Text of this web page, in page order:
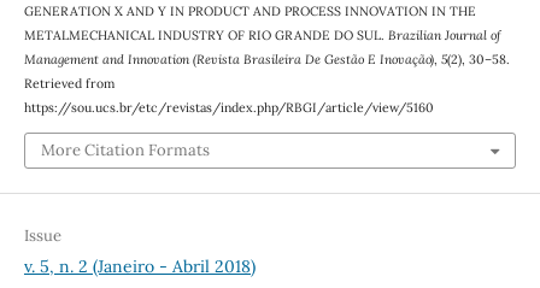
GENERATION X AND Y IN PRODUCT AND PROCESS INNOVATION IN THE
METALMECHANICAL INDUSTRY OF RIO GRANDE DO SUL. Brazilian Journal of
Management and Innovation (Revista Brasileira De Gestão E Inovação), 5(2), 30–58.
Retrieved from
https://sou.ucs.br/etc/revistas/index.php/RBGI/article/view/5160
More Citation Formats
Issue
v. 5, n. 2 (Janeiro - Abril 2018)